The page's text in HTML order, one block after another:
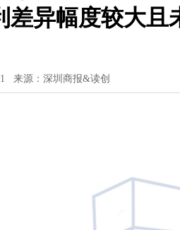
差异幅度较大且
来源：深圳商报&读创